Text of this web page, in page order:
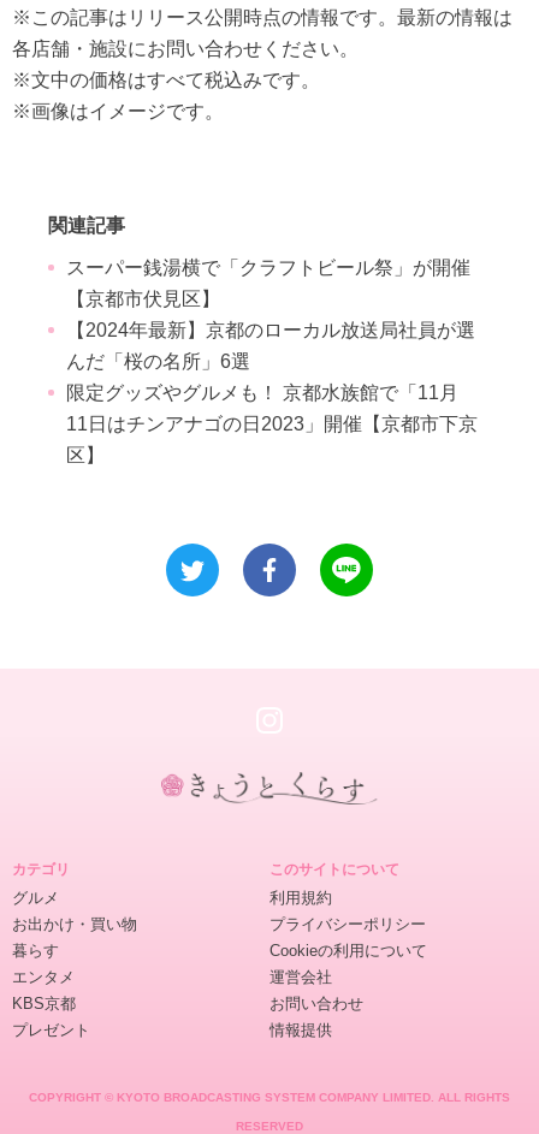
※この記事はリリース公開時点の情報です。最新の情報は
各店舗・施設にお問い合わせください。
※文中の価格はすべて税込みです。
※画像はイメージです。
関連記事
スーパー銭湯横で「クラフトビール祭」が開催
【京都市伏見区】
【2024年最新】京都のローカル放送局社員が選
んだ「桜の名所」6選
限定グッズやグルメも！ 京都水族館で「11月
11日はチンアナゴの日2023」開催【京都市下京
区】
カテゴリ
グルメ
お出かけ・買い物
暮らす
エンタメ
KBS京都
プレゼント
このサイトについて
利用規約
プライバシーポリシー
Cookieの利用について
運営会社
お問い合わせ
情報提供
COPYRIGHT © KYOTO BROADCASTING SYSTEM COMPANY LIMITED. ALL RIGHTS
RESERVED